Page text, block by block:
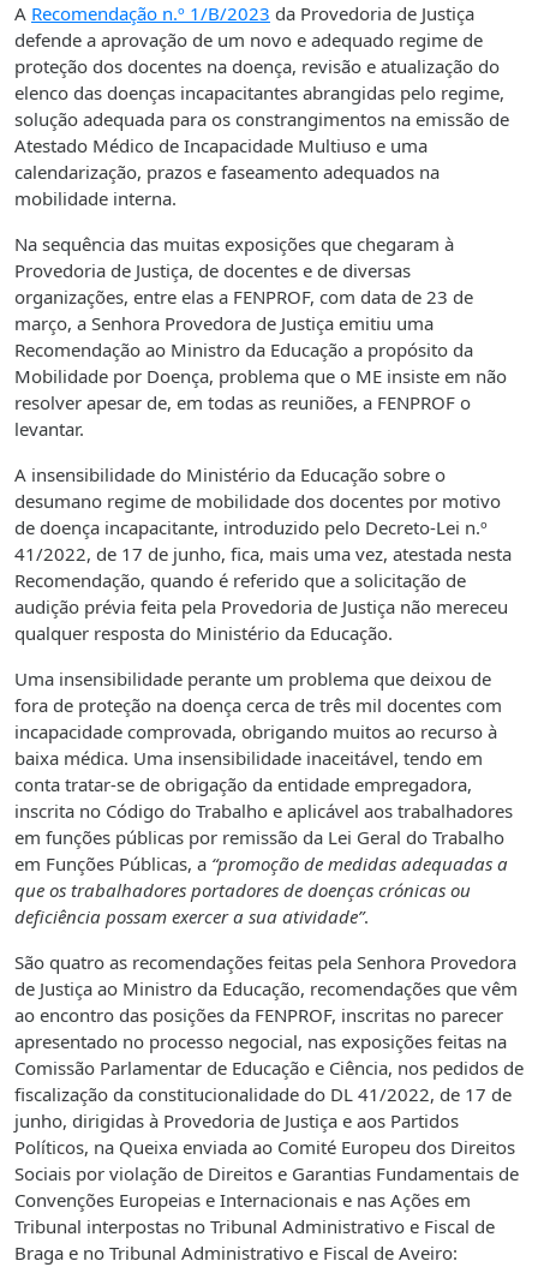
A Recomendação n.º 1/B/2023 da Provedoria de Justiça
defende a aprovação de um novo e adequado regime de
proteção dos docentes na doença, revisão e atualização do
elenco das doenças incapacitantes abrangidas pelo regime,
solução adequada para os constrangimentos na emissão de
Atestado Médico de Incapacidade Multiuso e uma
calendarização, prazos e faseamento adequados na
mobilidade interna.
Na sequência das muitas exposições que chegaram à
Provedoria de Justiça, de docentes e de diversas
organizações, entre elas a FENPROF, com data de 23 de
março, a Senhora Provedora de Justiça emitiu uma
Recomendação ao Ministro da Educação a propósito da
Mobilidade por Doença, problema que o ME insiste em não
resolver apesar de, em todas as reuniões, a FENPROF o
levantar.
A insensibilidade do Ministério da Educação sobre o
desumano regime de mobilidade dos docentes por motivo
de doença incapacitante, introduzido pelo Decreto-Lei n.º
41/2022, de 17 de junho, fica, mais uma vez, atestada nesta
Recomendação, quando é referido que a solicitação de
audição prévia feita pela Provedoria de Justiça não mereceu
qualquer resposta do Ministério da Educação.
Uma insensibilidade perante um problema que deixou de
fora de proteção na doença cerca de três mil docentes com
incapacidade comprovada, obrigando muitos ao recurso à
baixa médica. Uma insensibilidade inaceitável, tendo em
conta tratar-se de obrigação da entidade empregadora,
inscrita no Código do Trabalho e aplicável aos trabalhadores
em funções públicas por remissão da Lei Geral do Trabalho
em Funções Públicas, a “promoção de medidas adequadas a
que os trabalhadores portadores de doenças crónicas ou
deficiência possam exercer a sua atividade”.
São quatro as recomendações feitas pela Senhora Provedora
de Justiça ao Ministro da Educação, recomendações que vêm
ao encontro das posições da FENPROF, inscritas no parecer
apresentado no processo negocial, nas exposições feitas na
Comissão Parlamentar de Educação e Ciência, nos pedidos de
fiscalização da constitucionalidade do DL 41/2022, de 17 de
junho, dirigidas à Provedoria de Justiça e aos Partidos
Políticos, na Queixa enviada ao Comité Europeu dos Direitos
Sociais por violação de Direitos e Garantias Fundamentais de
Convenções Europeias e Internacionais e nas Ações em
Tribunal interpostas no Tribunal Administrativo e Fiscal de
Braga e no Tribunal Administrativo e Fiscal de Aveiro: